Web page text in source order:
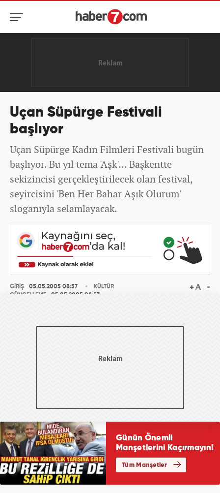
Uçan Süpürge Festivali
başlıyor
Uçan Süpürge Kadın Filmleri Festivali bugün
başlıyor. Bu yıl tema 'Aşk'... Başkentte
sekizincisi gerçekleştirilecek olan festival,
seyircisini 'Ben Her Bahar Aşık Olurum'
sloganıyla selamlayacak.
GİRİŞ
05.05.2005 08:57
GÜNCELLEME
05.05.2005 08:57
KÜLTÜR